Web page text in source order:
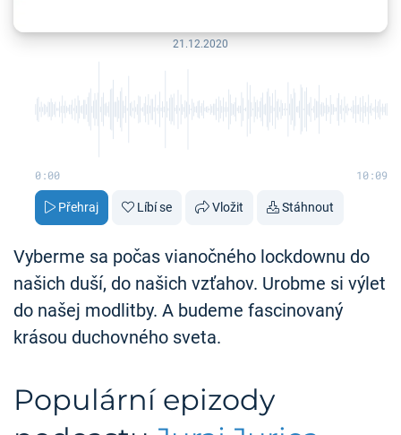
21.12.2020
0:00 10:09
Přehraj Líbí se Vložit Stáhnout
Vyberme sa počas vianočného lockdownu do
našich duší, do našich vzťahov. Urobme si výlet
do našej modlitby. A budeme fascinovaný
krásou duchovného sveta.
Populární epizody